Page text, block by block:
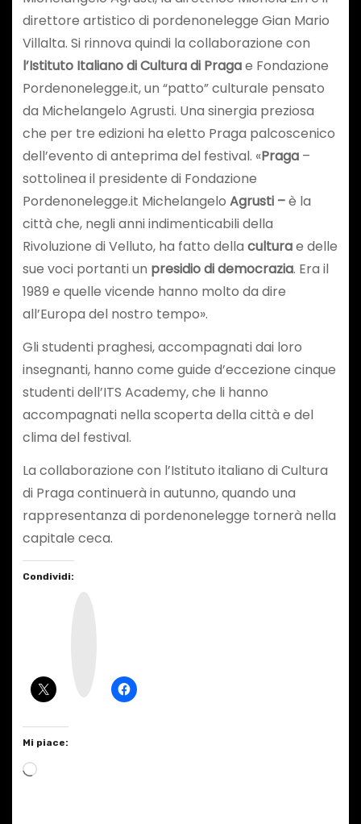
direttore artistico di pordenonelegge Gian Mario
Villalta. Si rinnova quindi la collaborazione con
l’Istituto Italiano di Cultura di Pragae Fondazione
Pordenonelegge.it, un “patto” culturale pensato
da Michelangelo Agrusti. Una sinergia preziosa
che per tre edizioni ha eletto Praga palcoscenico
dell’evento di anteprima del festival. «Praga–
sottolinea il presidente di Fondazione
Pordenonelegge.it Michelangelo Agrusti –è la
città che, negli anni indimenticabili della
Rivoluzione di Velluto, ha fatto della culturae delle
sue voci portanti un presidio di democrazia. Era il
1989 e quelle vicende hanno molto da dire
all’Europa del nostro tempo».
Gli studenti praghesi, accompagnati dai loro
insegnanti, hanno come guide d’eccezione cinque
studenti dell’ITS Academy, che li hanno
accompagnati nella scoperta della città e del
clima del festival.
La collaborazione con l’Istituto italiano di Cultura
di Praga continuerà in autunno, quando una
rappresentanza di pordenonelegge tornerà nella
capitale ceca.
Condividi:
Mi piace:
C